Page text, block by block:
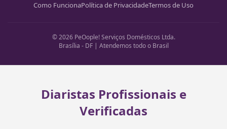
Como FuncionaPolítica de PrivacidadeTermos de Uso
© 2026 PeOople! Serviços Domésticos Ltda.
Brasília - DF | Atendemos todo o Brasil
Diaristas Profissionais e
Verificadas